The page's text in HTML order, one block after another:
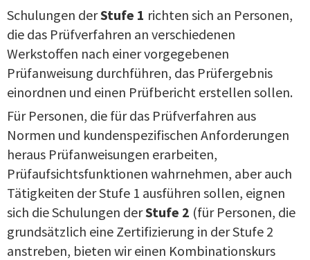
Schulungen derStufe 1 richten sich an Personen,
die das Prüfverfahren an verschiedenen
Werkstoffen nach einer vorgegebenen
Prüfanweisung durchführen, das Prüfergebnis
einordnen und einen Prüfbericht erstellen sollen.
Für Personen, die für das Prüfverfahren aus
Normen und kundenspezifischen Anforderungen
heraus Prüfanweisungen erarbeiten,
Prüfaufsichtsfunktionen wahrnehmen, aber auch
Tätigkeiten der Stufe 1 ausführen sollen, eignen
sich die Schulungen derStufe 2 (für Personen, die
grundsätzlich eine Zertifizierung in der Stufe 2
anstreben, bieten wir einen Kombinationskurs